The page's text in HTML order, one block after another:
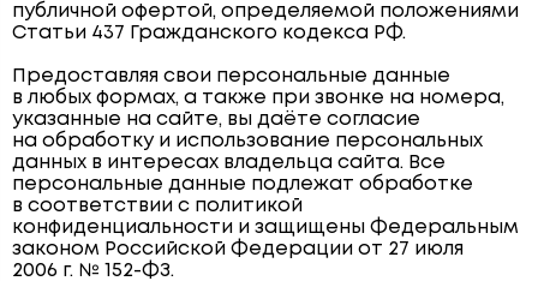
публичной офертой, определяемой положениями
Статьи 437 Гражданского кодекса РФ.
Предоставляя свои персональные данные
в любых формах, а также при звонке на номера,
указанные на сайте, вы даёте согласие
на обработку и использование персональных
данных в интересах владельца сайта. Все
персональные данные подлежат обработке
в соответствии с политикой
конфиденциальности и защищены Федеральным
законом Российской Федерации от 27 июля
2006 г. № 152-ФЗ.